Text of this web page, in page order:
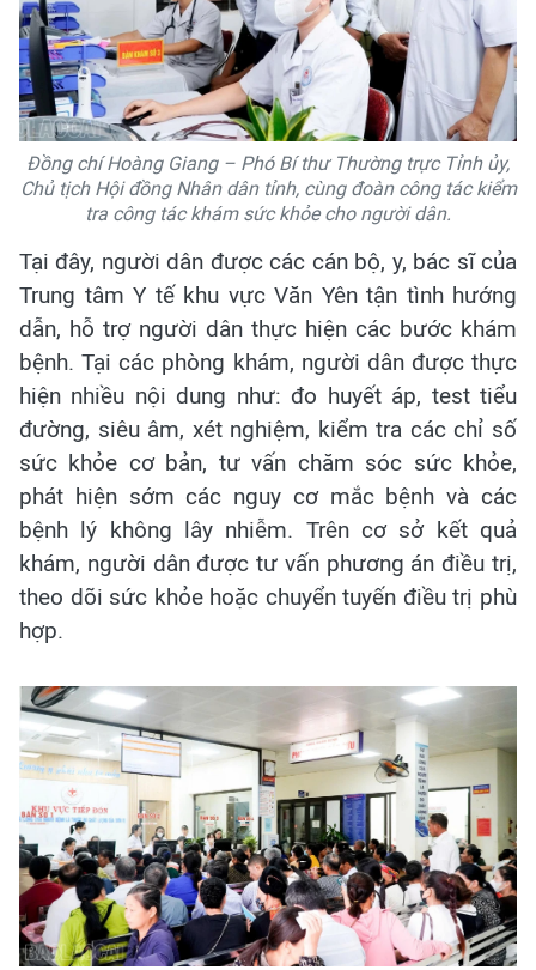
Đồng chí Hoàng Giang – Phó Bí thư Thường trực Tỉnh ủy,
Chủ tịch Hội đồng Nhân dân tỉnh, cùng đoàn công tác kiểm
tra công tác khám sức khỏe cho người dân.
Tại đây, người dân được các cán bộ, y, bác sĩ của
Trung tâm Y tế khu vực Văn Yên tận tình hướng
dẫn, hỗ trợ người dân thực hiện các bước khám
bệnh. Tại các phòng khám, người dân được thực
hiện nhiều nội dung như: đo huyết áp, test tiểu
đường, siêu âm, xét nghiệm, kiểm tra các chỉ số
sức khỏe cơ bản, tư vấn chăm sóc sức khỏe,
phát hiện sớm các nguy cơ mắc bệnh và các
bệnh lý không lây nhiễm. Trên cơ sở kết quả
khám, người dân được tư vấn phương án điều trị,
theo dõi sức khỏe hoặc chuyển tuyến điều trị phù
hợp.